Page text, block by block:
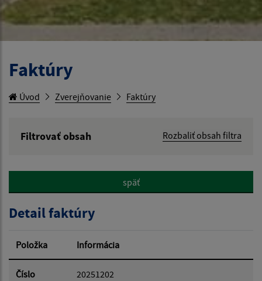
Faktúry
Úvod Zverejňovanie Faktúry
Filtrovať obsah
Rozbaliť obsah filtra
Hľadať v:
Dátum od:
späť
Detail faktúry
Položka Informácia
Číslo
20251202